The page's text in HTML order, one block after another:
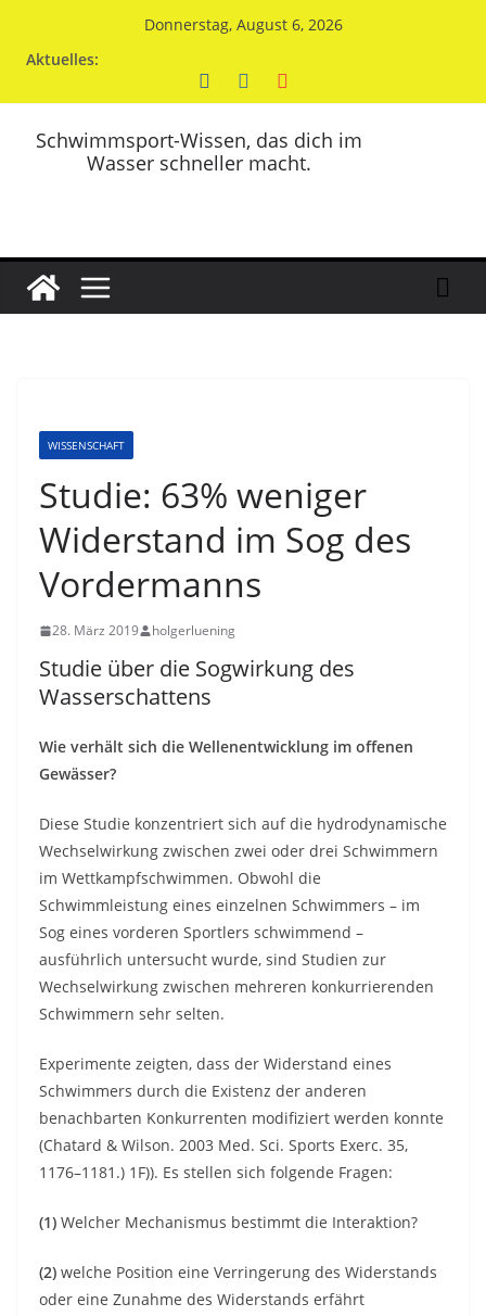
Donnerstag, August 6, 2026
Aktuelles:
Schwimmsport-Wissen, das dich im
Wasser schneller macht.
WISSENSCHAFT
Studie: 63% weniger
Widerstand im Sog des
Vordermanns
28. März 2019 holgerluening
Studie über die Sogwirkung des
Wasserschattens
Wie verhält sich die Wellenentwicklung im offenen
Gewässer?
Diese Studie konzentriert sich auf die hydrodynamische
Wechselwirkung zwischen zwei oder drei Schwimmern
im Wettkampfschwimmen. Obwohl die
Schwimmleistung eines einzelnen Schwimmers – im
Sog eines vorderen Sportlers schwimmend –
ausführlich untersucht wurde, sind Studien zur
Wechselwirkung zwischen mehreren konkurrierenden
Schwimmern sehr selten.
Experimente zeigten, dass der Widerstand eines
Schwimmers durch die Existenz der anderen
benachbarten Konkurrenten modifiziert werden konnte
(Chatard & Wilson. 2003 Med. Sci. Sports Exerc. 35,
1176–1181.) 1F)). Es stellen sich folgende Fragen:
(1) Welcher Mechanismus bestimmt die Interaktion?
(2) welche Position eine Verringerung des Widerstands
oder eine Zunahme des Widerstands erfährt